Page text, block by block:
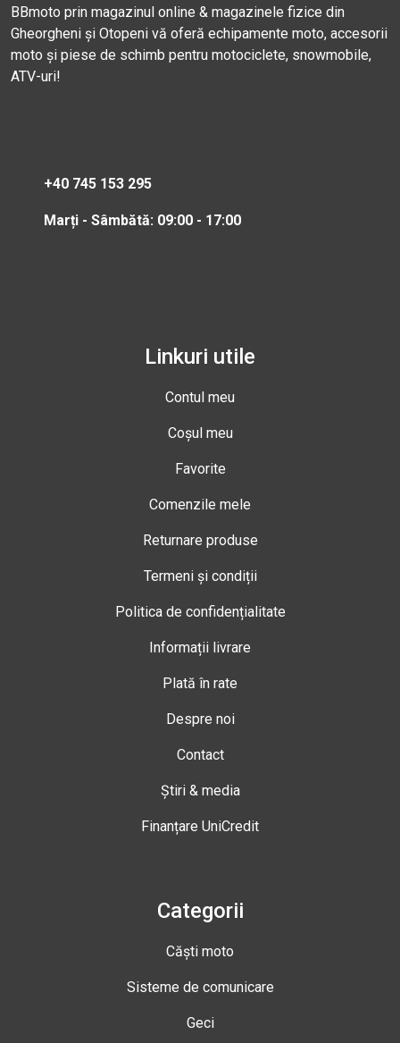
BBmoto prin magazinul online & magazinele fizice din
Gheorgheni și Otopeni vă oferă echipamente moto, accesorii
moto și piese de schimb pentru motociclete, snowmobile,
ATV-uri!
+40 745 153 295
Marți - Sâmbătă: 09:00 - 17:00
Linkuri utile
Contul meu
Coșul meu
Favorite
Comenzile mele
Returnare produse
Termeni și condiții
Politica de confidențialitate
Informații livrare
Plată în rate
Despre noi
Contact
Știri & media
Finanțare UniCredit
Categorii
Căști moto
Sisteme de comunicare
Geci